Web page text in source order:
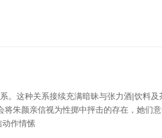
这种关系接续充满暗昧与张力酒|饮料及
朱颜亲信视为性掷中抨击的存在，她们
动作情愫